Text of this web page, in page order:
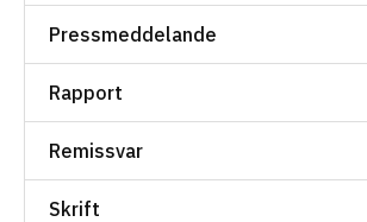
Pressmeddelande
Rapport
Remissvar
Skrift